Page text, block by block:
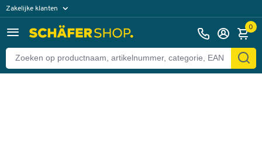
Zakelijke klanten
Particuliere klanten 0
Terug